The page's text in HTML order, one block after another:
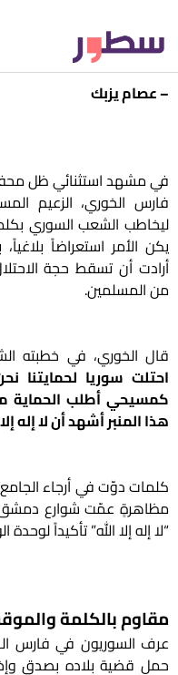
– عصام يزبك
في مشهد استثنائي ظل
فارس الخوري، الزعيم
ليخاطب الشعب السوري
يكن الأمر استعراضاً
أرادت أن تسقط حجة
من المسلمين.
قال الخوري، في خطبته
احتلت سوريا لحمايتنا
كمسيحي أطلب
هذا المنبر أشهد أن لا إله
كلمات دوّت في أرجاء
مظاهرةٍ عمّت شوارع
“لا إله إلا الله” تأكيداً
مقاوم بالكلمة
عرف السوريون في فارس
حمل قضية بلاده بصدق